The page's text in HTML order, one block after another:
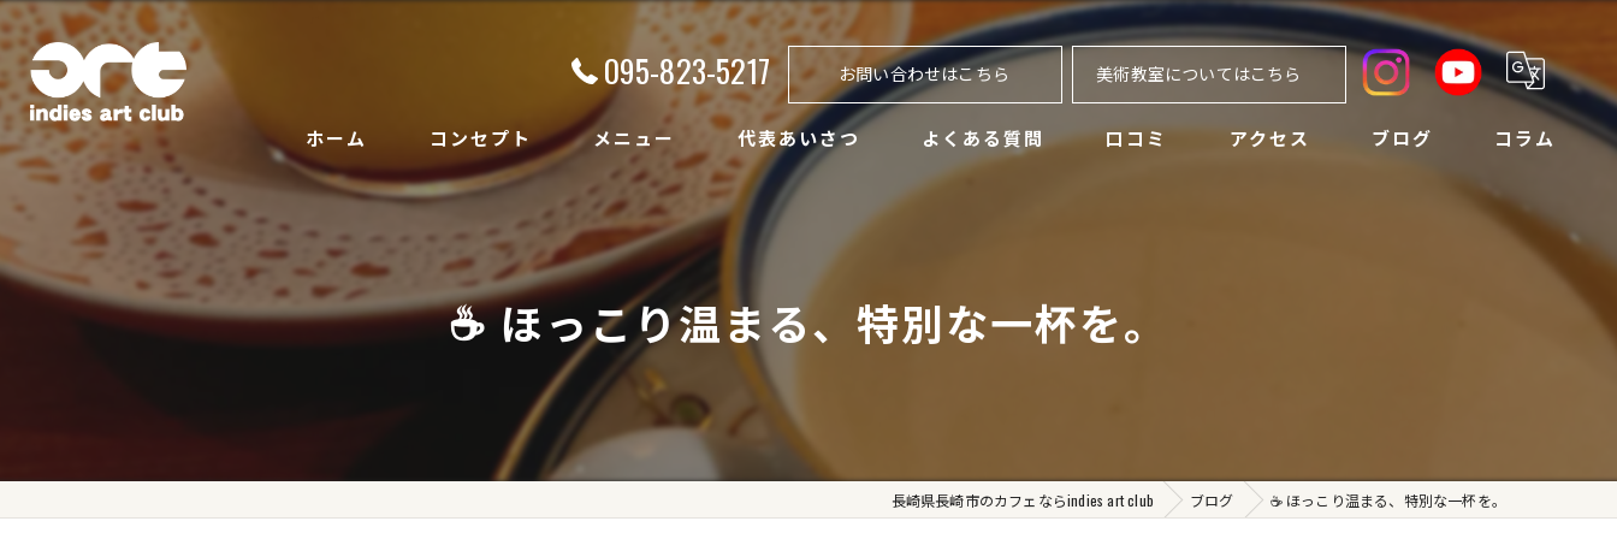
095-823-5217 お問い合わせはこちら 美術教室についてはこちら
ホーム コンセプト メニュー 代表あいさつ よくある質問 口コミ アクセス ブログ コラム
☕ ほっこり温まる、特別な一杯を。
長崎県長崎市のカフェならindies art club ブログ ☕ ほっこり温まる、特別な一杯を。